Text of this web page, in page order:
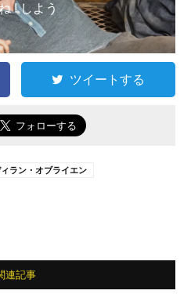
! しよう
ツイートする
ラン・オブライエン
連記事